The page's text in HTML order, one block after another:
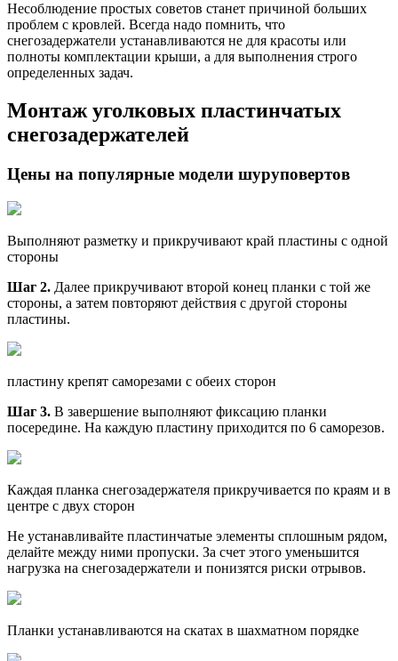
Несоблюдение простых советов станет причиной больших
проблем с кровлей. Всегда надо помнить, что
снегозадержатели устанавливаются не для красоты или
полноты комплектации крыши, а для выполнения строго
определенных задач.
Монтаж уголковых пластинчатых
снегозадержателей
Цены на популярные модели шуруповертов
Выполняют разметку и прикручивают край пластины с одной
стороны
Шаг 2. Далее прикручивают второй конец планки с той же
стороны, а затем повторяют действия с другой стороны
пластины.
пластину крепят саморезами с обеих сторон
Шаг 3. В завершение выполняют фиксацию планки
посередине. На каждую пластину приходится по 6 саморезов.
Каждая планка снегозадержателя прикручивается по краям и в
центре с двух сторон
Не устанавливайте пластинчатые элементы сплошным рядом,
делайте между ними пропуски. За счет этого уменьшится
нагрузка на снегозадержатели и понизятся риски отрывов.
Планки устанавливаются на скатах в шахматном порядке